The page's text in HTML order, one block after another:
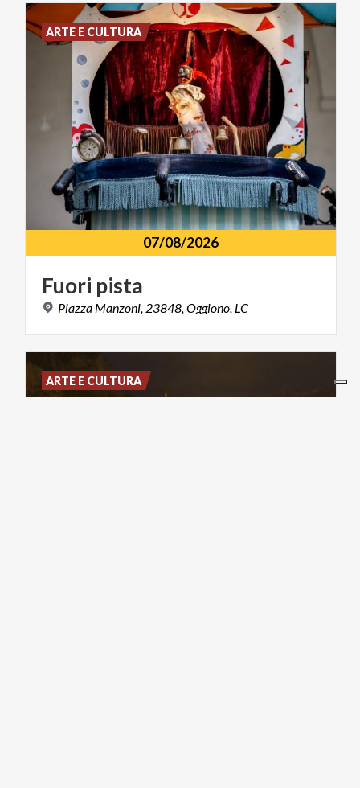
07/08/2026
Fuori pista
Piazza Manzoni, 23848, Oggiono, LC
ARTE E CULTURA
ARTE E CULTURA